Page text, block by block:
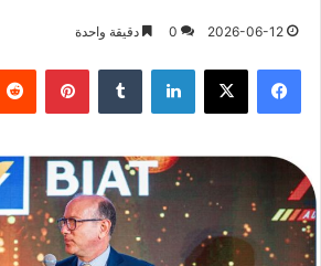
2026-06-12
0 دقيقة واحدة
فيسبوك X لينكدإن